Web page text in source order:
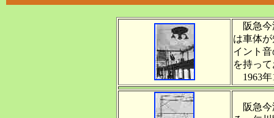
阪急今
は車体
イント
を持っ
1963年
阪急今